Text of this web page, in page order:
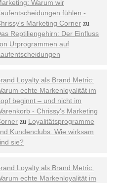
Warum wir
fühlen -
Marketing Corner zu
Reptiliengehirn: Der Einfluss
Urprogrammen auf
Loyalty als Brand Metric:
echte Markenloyalität im
beginnt – und nicht im
- Chrissy's Marketing
zu Loyalitätsprogramme
Kundenclubs: Wie wirksam
sie?
Loyalty als Brand Metric:
echte Markenloyalität im